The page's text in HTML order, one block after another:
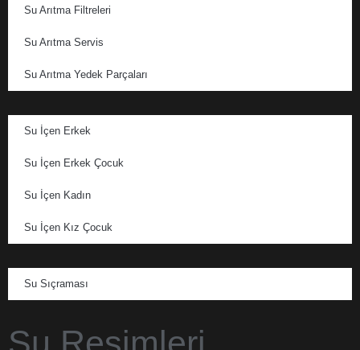
Su Arıtma Filtreleri
Su Arıtma Servis
Su Arıtma Yedek Parçaları
Su İçen Erkek
Su İçen Erkek Çocuk
Su İçen Kadın
Su İçen Kız Çocuk
Su Sıçraması